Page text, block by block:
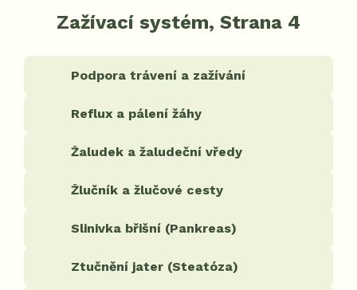
Zažívací systém, Strana 4
Podpora trávení a zažívání
Reflux a pálení žáhy
Žaludek a žaludeční vředy
Žlučník a žlučové cesty
Slinivka břišní (Pankreas)
Ztučnění jater (Steatóza)